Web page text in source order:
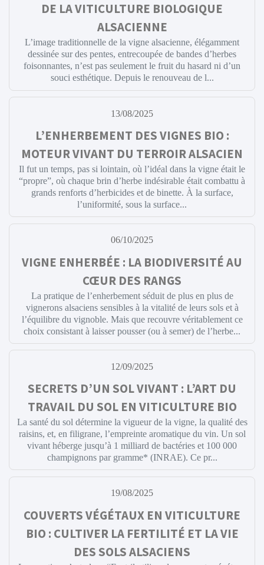
DE LA VITICULTURE BIOLOGIQUE
ALSACIENNE
L’image traditionnelle de la vigne alsacienne, élégamment
dessinée sur des pentes, entrecoupée de bandes d’herbes
foisonnantes, n’est pas seulement le fruit du hasard ni d’un
souci esthétique. Depuis le renouveau de l...
13/08/2025
L’ENHERBEMENT DES VIGNES BIO :
MOTEUR VIVANT DU TERROIR ALSACIEN
Il fut un temps, pas si lointain, où l’idéal dans la vigne était le
“propre”, où chaque brin d’herbe indésirable était combattu à
grands renforts d’herbicides et de binette. À la surface,
l’uniformité, sous la surface...
06/10/2025
VIGNE ENHERBÉE : LA BIODIVERSITÉ AU
CŒUR DES RANGS
La pratique de l’enherbement séduit de plus en plus de
vignerons alsaciens sensibles à la vitalité de leurs sols et à
l’équilibre du vignoble. Mais que recouvre véritablement ce
choix consistant à laisser pousser (ou à semer) de l’herbe...
12/09/2025
SECRETS D’UN SOL VIVANT : L’ART DU
TRAVAIL DU SOL EN VITICULTURE BIO
La santé du sol détermine la vigueur de la vigne, la qualité des
raisins, et, en filigrane, l’empreinte aromatique du vin. Un sol
vivant héberge jusqu’à 1 milliard de bactéries et 100 000
champignons par gramme* (INRAE). Ce pr...
19/08/2025
COUVERTS VÉGÉTAUX EN VITICULTURE
BIO : CULTIVER LA FERTILITÉ ET LA VIE
DES SOLS ALSACIENS